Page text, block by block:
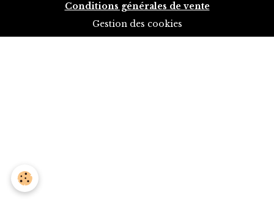
Conditions générales de vente
Gestion des cookies